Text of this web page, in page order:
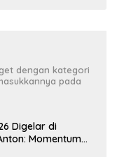
dengan kategori
pada
Digelar di
Momentum